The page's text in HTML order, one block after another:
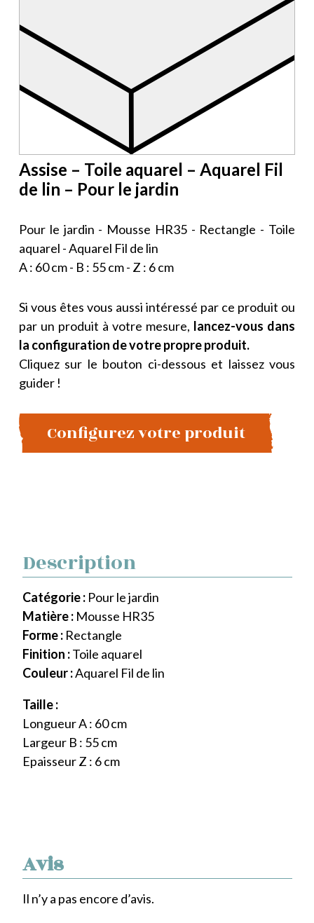
Assise – Toile aquarel – Aquarel Fil
de lin – Pour le jardin
Pour le jardin - Mousse HR35 - Rectangle - Toile
aquarel - Aquarel Fil de lin
A : 60 cm - B : 55 cm - Z : 6 cm
Si vous êtes vous aussi intéressé par ce produit ou
par un produit à votre mesure, lancez-vous dans
la configuration de votre propre produit.
Cliquez sur le bouton ci-dessous et laissez vous
guider !
Configurez votre produit
Avis
Il n’y a pas encore d’avis.
Description
Catégorie : Pour le jardin
Matière : Mousse HR35
Forme : Rectangle
Finition :Toile aquarel
Couleur :Aquarel Fil de lin
Taille :
Longueur A : 60 cm
Largeur B : 55 cm
Epaisseur Z : 6 cm